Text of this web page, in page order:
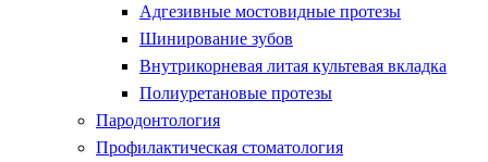
Адгезивные мостовидные протезы
Шинирование зубов
Внутрикорневая литая культевая вкладка
Полиуретановые протезы
Пародонтология
Профилактическая стоматология